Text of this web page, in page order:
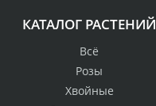
КАТАЛОГ РАСТЕНИЙ
Всё
Розы
Хвойные